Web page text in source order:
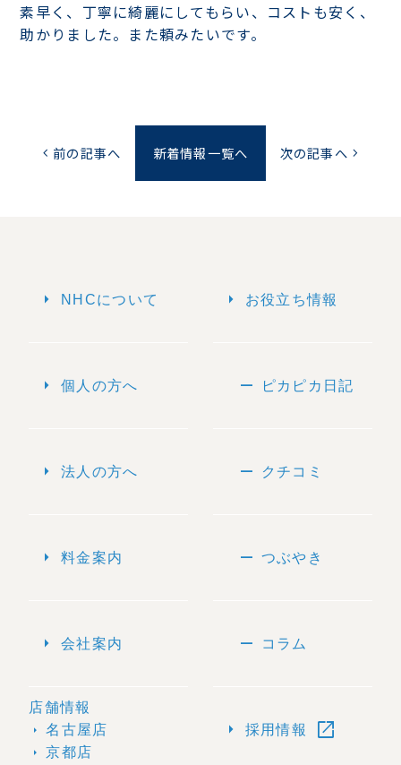
素早く、丁寧に綺麗にしてもらい、コストも安く、
助かりました。また頼みたいです。
chevron_left 前の記事へ 新着情報一覧へ 次の記事へ chevron_right
arrow_right NHCについて
arrow_right 個人の方へ
arrow_right 法人の方へ
arrow_right 料金案内
arrow_right 会社案内
店舗情報
arrow_right 名古屋店
arrow_right 京都店
arrow_right お役立ち情報
remove ピカピカ日記
remove クチコミ
remove つぶやき
remove コラム
arrow_right 採用情報 open_in_new